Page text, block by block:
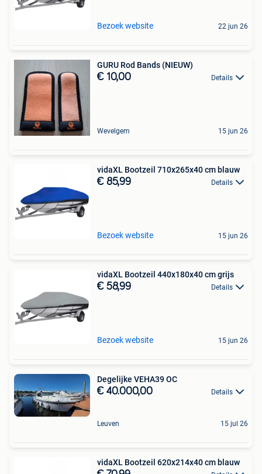
Bezoek website 22 jun 26
GURU Rod Bands (NIEUW)
€ 10,00 Details
Wevelgem 15 jun 26
vidaXL Bootzeil 710x265x40 cm blauw
€ 85,99 Details
Bezoek website 15 jun 26
vidaXL Bootzeil 440x180x40 cm grijs
€ 58,99 Details
Bezoek website 15 jun 26
Degelijke VEHA39 OC
€ 40.000,00 Details
Leuven 15 jul 26
vidaXL Bootzeil 620x214x40 cm blauw